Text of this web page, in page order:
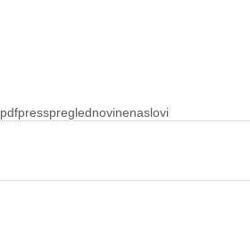
pdfpresspreglednovinenaslovi